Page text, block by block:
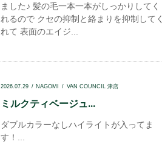
ました♪ 髪の毛一本一本がしっかりしてく
れるので クセの抑制と絡まりを抑制してく
れて 表面のエイジ...
2026.07.29 NAGOMI VAN COUNCIL 津店
ミルクティベージュ...
ダブルカラーなしハイライトが入ってま
す！...